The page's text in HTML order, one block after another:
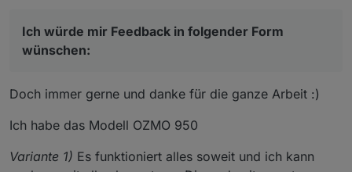
soweit alles damit umsetzen könnt, was Ihr Euch
so vorgestellt habt ( Bitte dabei aber realistisch
Stadiu
20.02.2024
Ich würde mir Feedback in folgender Form
wünschen:
Doch immer gerne und danke für die ganze Arbeit :)
Ich habe das Modell OZMO 950
Variante 1) Es funktioniert alles soweit und ich kann